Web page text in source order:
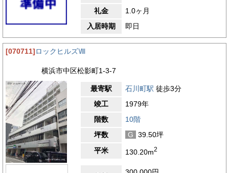
礼金
1.0ヶ月
入居時期
即日
[070711]ロックヒルズⅧ
横浜市中区松影町1-3-7
最寄駅 石川町駅 徒歩3分
竣工
1979年
階数
10階
坪数
G
39.50坪
平米
130.20m2